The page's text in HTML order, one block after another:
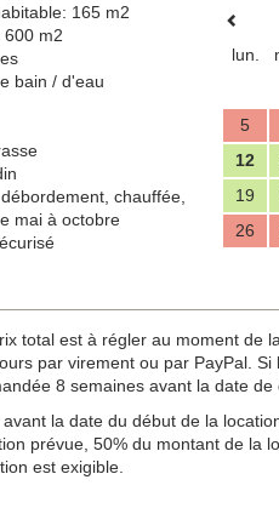
165 m2
600 m2
bain / d'eau
chauffée,
mai à octobre
lun.
5
12
19
26
total est à régler au moment
par virement ou par PayPal.
8 semaines avant la date de
la date du début de la
prévue, 50% du montant de la
est exigible.